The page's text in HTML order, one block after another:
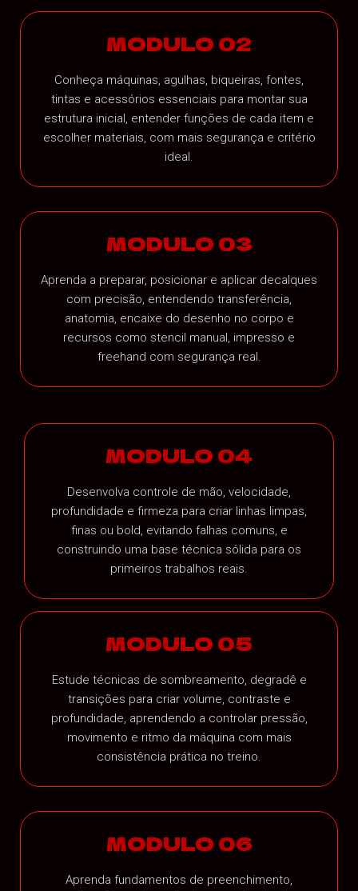
MODULO 02
Conheça máquinas, agulhas, biqueiras, fontes,
tintas e acessórios essenciais para montar sua
estrutura inicial, entender funções de cada item e
escolher materiais, com mais segurança e critério
ideal.
MODULO 03
Aprenda a preparar, posicionar e aplicar decalques
com precisão, entendendo transferência,
anatomia, encaixe do desenho no corpo e
recursos como stencil manual, impresso e
freehand com segurança real.
MODULO 04
Desenvolva controle de mão, velocidade,
profundidade e firmeza para criar linhas limpas,
finas ou bold, evitando falhas comuns, e
construindo uma base técnica sólida para os
primeiros trabalhos reais.
MODULO 05
Estude técnicas de sombreamento, degradê e
transições para criar volume, contraste e
profundidade, aprendendo a controlar pressão,
movimento e ritmo da máquina com mais
consistência prática no treino.
MODULO 06
Aprenda fundamentos de preenchimento,